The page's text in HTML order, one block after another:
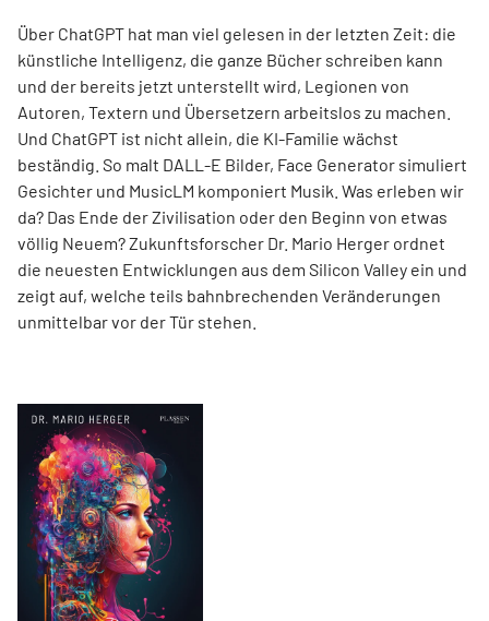
Über ChatGPT hat man viel gelesen in der letzten Zeit: die
künstliche Intelligenz, die ganze Bücher schreiben kann
und der bereits jetzt unterstellt wird, Legionen von
Autoren, Textern und Übersetzern arbeitslos zu machen.
Und ChatGPT ist nicht allein, die KI-Familie wächst
beständig. So malt DALL-E Bilder, Face Generator simuliert
Gesichter und MusicLM komponiert Musik. Was erleben wir
da? Das Ende der Zivilisation oder den Beginn von etwas
völlig Neuem? Zukunftsforscher Dr. Mario Herger ordnet
die neuesten Entwicklungen aus dem Silicon Valley ein und
zeigt auf, welche teils bahnbrechenden Veränderungen
unmittelbar vor der Tür stehen.